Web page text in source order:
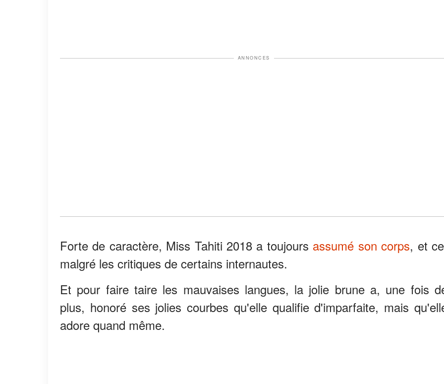
ANNONCES
Forte de caractère, Miss Tahiti 2018 a toujours assumé son corps, et
malgré les critiques de certains internautes.
Et pour faire taire les mauvaises langues, la jolie brune a, une fois
plus, honoré ses jolies courbes qu'elle qualifie d'imparfaite, mais
adore quand même.